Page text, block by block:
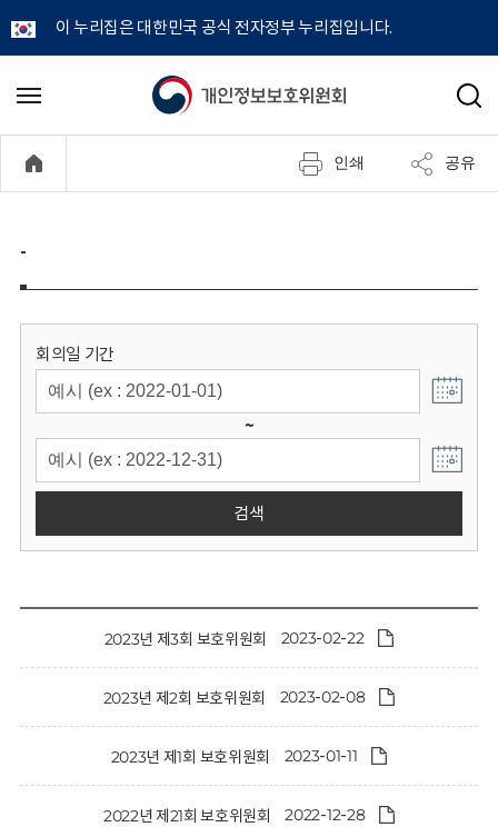
이 누리집은 대한민국 공식 전자정부 누리집입니다.
개
정
보
위
원
회
메
기
검
인쇄 공유
-
회의일 기간
~
검색
2023년 제3회 보호위원회 2023-02-22
2023년 제2회 보호위원회 2023-02-08
2023년 제1회 보호위원회 2023-01-11
2022년 제21회 보호위원회 2022-12-28